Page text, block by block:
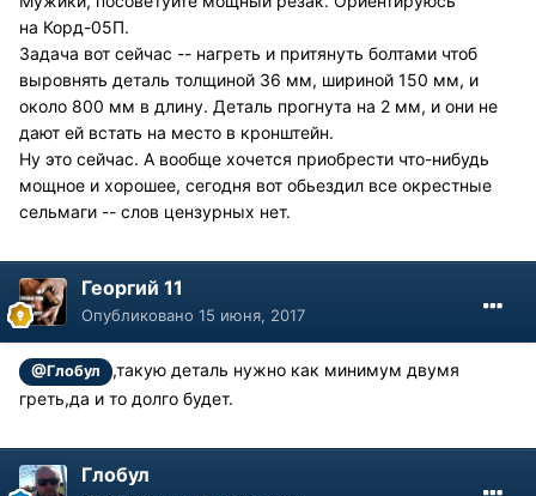
на Корд-05П.
Задача вот сейчас -- нагреть и притянуть болтами чтоб
выровнять деталь толщиной 36 мм, шириной 150 мм, и
около 800 мм в длину. Деталь прогнута на 2 мм, и они не
дают ей встать на место в кронштейн.
Ну это сейчас. А вообще хочется приобрести что-нибудь
мощное и хорошее, сегодня вот обьездил все окрестные
сельмаги -- слов цензурных нет.
Георгий 11
Опубликовано 15 июня, 2017
@Глобул
,такую деталь нужно как минимум двумя
греть,да и то долго будет.
Глобул